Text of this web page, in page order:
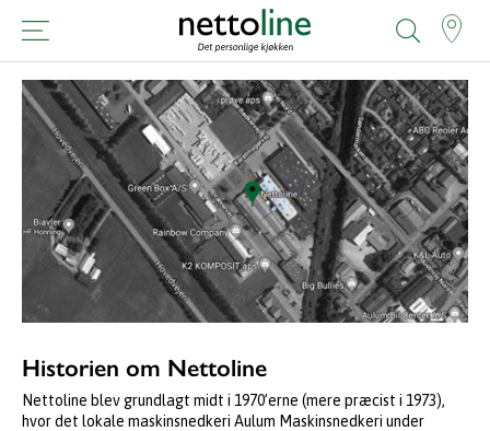
Historien om Nettoline
Nettoline blev grundlagt midt i 1970’erne (mere præcist i 1973),
hvor det lokale maskinsnedkeri Aulum Maskinsnedkeri under